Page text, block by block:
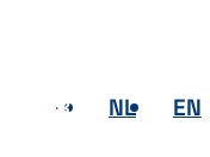
FR NL EN